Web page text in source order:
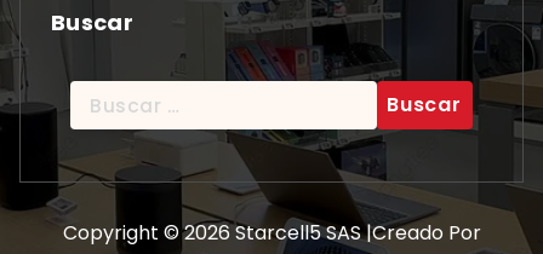
Buscar
Buscar:
Copyright © 2026 Starcell5 SAS |Creado Por